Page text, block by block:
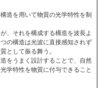
造を用いて物質の光学特性を制
、それを構成する構造を波長よ
の構造は光波に直接感知されず
として振る舞う。
をうまく設計することで、自然
学特性を物質に付与できること